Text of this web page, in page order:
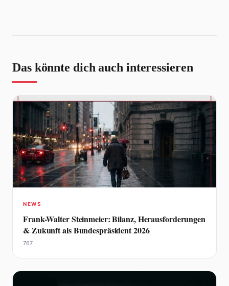
Das könnte dich auch interessieren
NEWS
Frank-Walter Steinmeier: Bilanz, Herausforderungen
& Zukunft als Bundespräsident 2026
767